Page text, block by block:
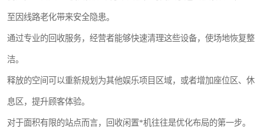
至因线路老化带来安全隐患。
通过专业的回收服务，经营者能够快速清理这些设备，使场地恢复整
洁。
释放的空间可以重新规划为其他娱乐项目区域，或者增加座位区、休
息区，提升顾客体验。
对于面积有限的站点而言，回收闲置*机往往是优化布局的第一步。